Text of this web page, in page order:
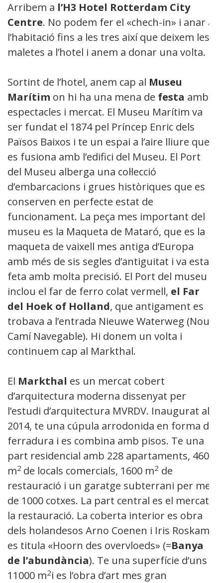
Arribem a l’H3 Hotel Rotterdam City
Centre. No podem fer el «chech-in» i anar a
l’habitació fins a les tres així que deixem les
maletes a l’hotel i anem a donar una volta.
Sortint de l’hotel, anem cap al Museu
Marítim on hi ha una mena de festa amb
espectacles i mercat. El Museu Marítim va
ser fundat el 1874 pel Príncep Enric dels
Països Baixos i te un espai a l’aire lliure que
es fusiona amb l’edifici del Museu. El Port
del Museu alberga una col·lecció
d’embarcacions i grues històriques que es
conserven en perfecte estat de
funcionament. La peça mes important del
museu es la Maqueta de Mataró, que es la
maqueta de vaixell mes antiga d’Europa
amb més de sis segles d’antiguitat i va estar
feta amb molta precisió. El Port del museu
inclou el far de ferro colat vermell, el Far
del Hoek of Holland, que antigament es
trobava a l’entrada Nieuwe Waterweg (Nou
Camí Navegable). Hi donem un volta i
continuem cap al Markthal.
El Markthal es un mercat cobert
d’arquitectura moderna dissenyat per
l’estudi d’arquitectura MVRDV. Inaugurat al
2014, te una cúpula arrodonida en forma de
ferradura i es combina amb pisos. Te una
part residencial amb 228 apartaments, 4600
m2 de locals comercials, 1600 m2 de
restauració i un garatge subterrani per mes
de 1000 cotxes. La part central es el mercat i
la restauració. La coberta interior es obra
dels holandesos Arno Coenen i Iris Roskam i
es titula «Hoorn des overvloeds» (=Banya
de l’abundància). Te una superfície d’uns
11000 m2i es l’obra d’art mes gran